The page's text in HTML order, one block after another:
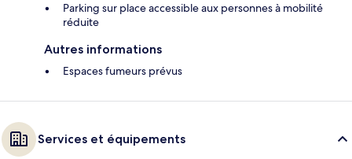
Parking sur place accessible aux personnes à mobilité
réduite
Autres informations
Espaces fumeurs prévus
Services et équipements